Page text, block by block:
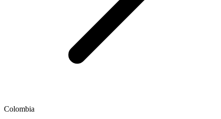
Colombia